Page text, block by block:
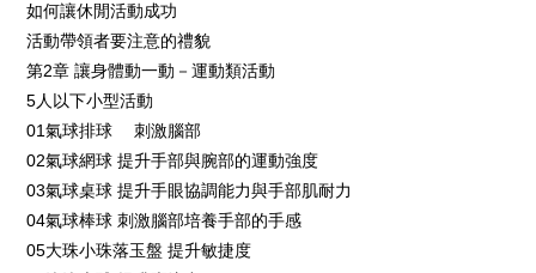
如何讓休閒活動成功
活動帶領者要注意的禮貌
第2章 讓身體動一動－運動類活動
5人以下小型活動
01氣球排球 刺激腦部
02氣球網球 提升手部與腕部的運動強度
03氣球桌球 提升手眼協調能力與手部肌耐力
04氣球棒球 刺激腦部培養手部的手感
05大珠小珠落玉盤 提升敏捷度